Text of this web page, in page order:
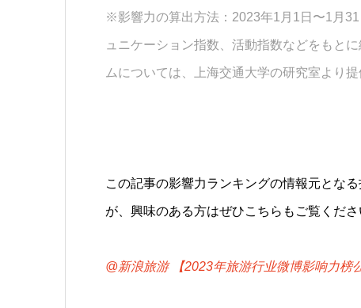
※影響力の算出方法：2023年1月1日〜1月
ュニケーション指数、活動指数などをもと
ムについては、上海交通大学の研究室より提
この記事の影響力ランキングの情報元となる
が、興味のある方はぜひこちらもご覧くださ
@新浪旅游 【2023年旅游行业微博影响力榜